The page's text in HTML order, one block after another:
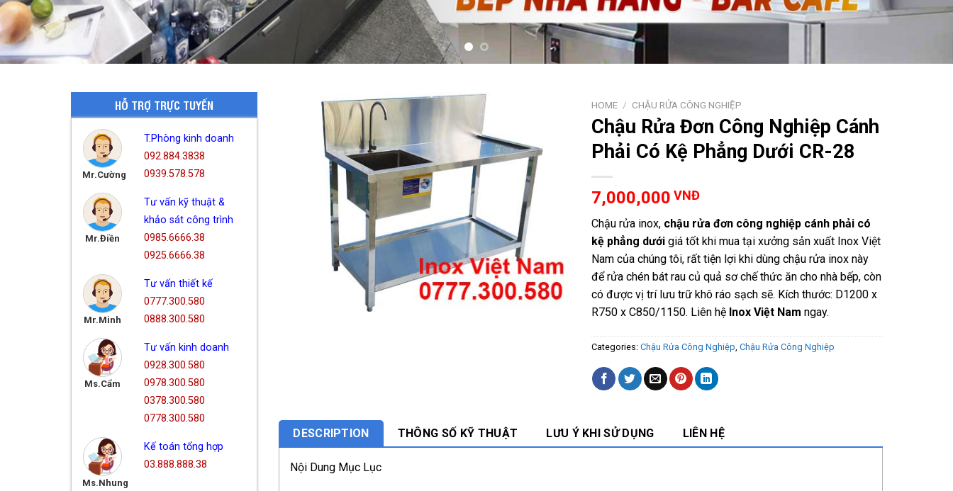
HỖ TRỢ TRỰC TUYẾN
Mr.Cường
T.Phòng kinh doanh
092.884.3838
0939.578.578
Mr.Điền
Tư vấn kỹ thuật &
khảo sát công trình
0985.6666.38
0925.6666.38
Mr.Minh
Tư vấn thiết kế
0777.300.580
0888.300.580
Ms.Cẩm
Tư vấn kinh doanh
0928.300.580
0978.300.580
0378.300.580
0778.300.580
Ms.Nhung
Kế toán tổng hợp
03.888.888.38
HOME / CHẬU RỬA CÔNG NGHIỆP
Chậu Rửa Đơn Công Nghiệp Cánh
Phải Có Kệ Phẳng Dưới CR-28
7,000,000 VNĐ
Chậu rửa inox, chậu rửa đơn công nghiệp cánh phải có
kệ phẳng dướigiá tốt khi mua tại xưởng sản xuất Inox Việt
Nam của chúng tôi, rất tiện lợi khi dùng chậu rửa inox này
để rửa chén bát rau củ quả sơ chế thức ăn cho nhà bếp, còn
có được vị trí lưu trữ khô ráo sạch sẽ. Kích thước: D1200 x
R750 x C850/1150. Liên hệ Inox Việt Nam ngay.
Categories: Chậu Rửa Công Nghiệp, Chậu Rửa Công Nghiệp
DESCRIPTION THÔNG SỐ KỸ THUẬT LƯU Ý KHI SỬ DỤNG LIÊN HỆ
Nội Dung Mục Lục